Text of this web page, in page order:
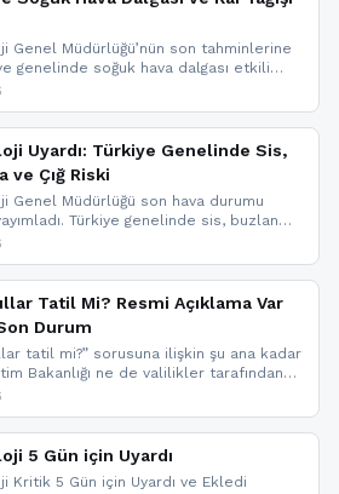
belirtiliyor.
Genel Müdürlüğü’nün son tahminlerine
genelinde soğuk hava dalgası etkili
il için kar yağışı ve buzlanma uyarısı
Uyardı: Türkiye Genelinde Sis,
ve Çığ Riski
Genel Müdürlüğü son hava durumu
Türkiye genelinde sis, buzlanma
Doğu Anadolu ve Doğu
son dakika meteoroloji gelişmeleri.
Tatil Mi? Resmi Açıklama Var
Durum
tatil mi?” sorusuna ilişkin şu ana kadar
Bakanlığı ne de valilikler tarafından
bir tatil açıklaması bulunmamaktadır.
En hızlı şekilde haberdar olmak için
edebilir ve bildirimleri açabilirsiniz.
5 Gün için Uyardı
Kritik 5 Gün için Uyardı ve Ekledi